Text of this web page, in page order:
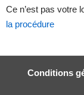
Ce n’est pas votre
la procédure
Conditions